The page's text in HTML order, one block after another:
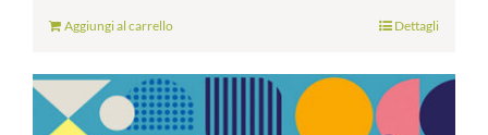
Aggiungi al carrello Dettagli